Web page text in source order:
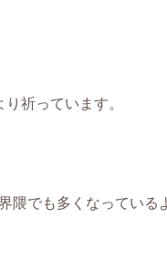
祈っています。
隈でも多くなっている